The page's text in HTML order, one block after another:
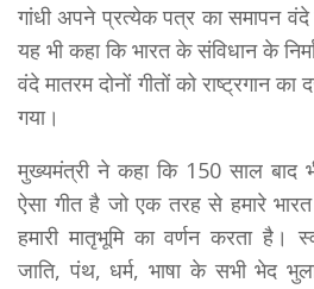
गांधी अपने प्रत्येक पत्र का समापन
यह भी कहा कि भारत के संविधान के
वंदे मातरम दोनों गीतों को राष्ट्रगान का
गया।
मुख्यमंत्री ने कहा कि 150 साल बाद
ऐसा गीत है जो एक तरह से हमारे
हमारी मातृभूमि का वर्णन करता है।
जाति, पंथ, धर्म, भाषा के सभी भेद